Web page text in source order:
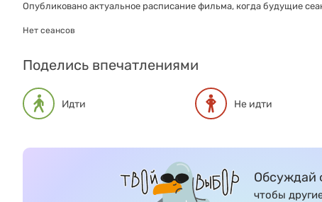
Опубликовано актуальное расписание фильма, когда будущие
Нет сеансов
Поделись впечатлениями
Идти Не идти
Обсуждай
чтобы